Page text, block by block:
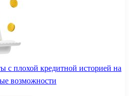
с плохой кредитной историей на
возможности